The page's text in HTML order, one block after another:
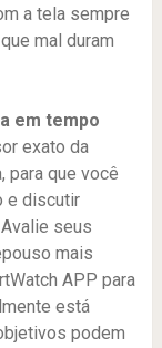
a tela sempre
mal duram
em tempo
exato da
para que você
e discutir
seus
mais
APP para
está
podem